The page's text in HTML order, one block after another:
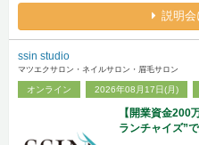
説明会
ssin studio
マツエクサロン・ネイルサロン・眉毛サロン
オンライン 2026年08月17日(月)
【開業資金200
ランチャイズ”